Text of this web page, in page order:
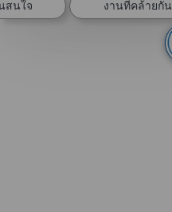
สนใจ งานที่คล้ายกัน